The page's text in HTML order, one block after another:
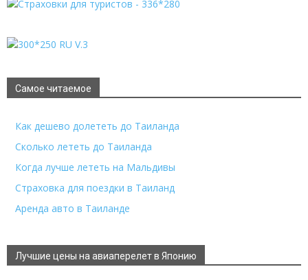
Самое читаемое
Как дешево долететь до Таиланда
Сколько лететь до Таиланда
Когда лучше лететь на Мальдивы
Страховка для поездки в Таиланд
Аренда авто в Таиланде
Лучшие цены на авиаперелет в Японию